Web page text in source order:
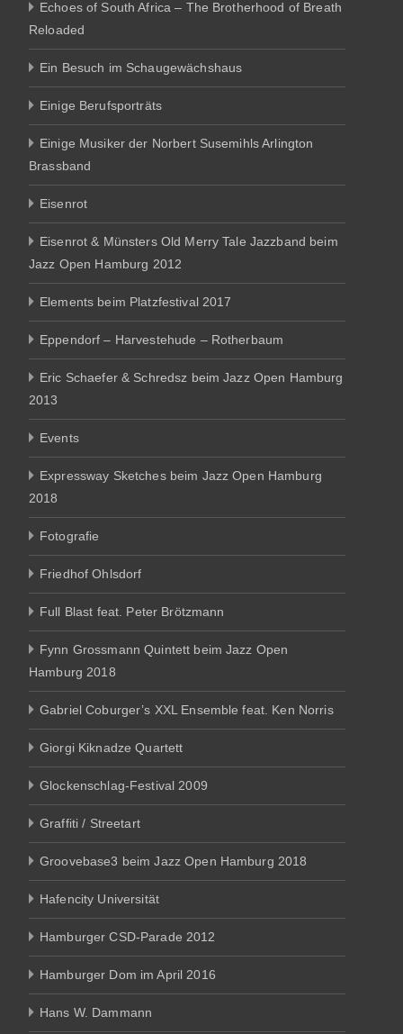
Echoes of South Africa – The Brotherhood of Breath
Reloaded
Ein Besuch im Schaugewächshaus
Einige Berufsporträts
Einige Musiker der Norbert Susemihls Arlington
Brassband
Eisenrot
Eisenrot & Münsters Old Merry Tale Jazzband beim
Jazz Open Hamburg 2012
Elements beim Platzfestival 2017
Eppendorf – Harvestehude – Rotherbaum
Eric Schaefer & Schredsz beim Jazz Open Hamburg
2013
Events
Expressway Sketches beim Jazz Open Hamburg
2018
Fotografie
Friedhof Ohlsdorf
Full Blast feat. Peter Brötzmann
Fynn Grossmann Quintett beim Jazz Open
Hamburg 2018
Gabriel Coburger’s XXL Ensemble feat. Ken Norris
Giorgi Kiknadze Quartett
Glockenschlag-Festival 2009
Graffiti / Streetart
Groovebase3 beim Jazz Open Hamburg 2018
Hafencity Universität
Hamburger CSD-Parade 2012
Hamburger Dom im April 2016
Hans W. Dammann